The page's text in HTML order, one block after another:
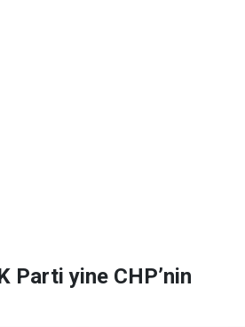
Parti yine CHP’nin